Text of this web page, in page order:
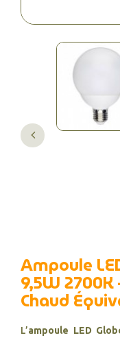
Ampoule
9,5W 2700K
Chaud
L’ampoule LED